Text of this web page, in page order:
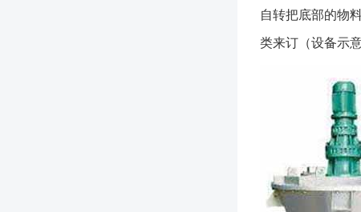
自转把底部的物
类来订（设备示